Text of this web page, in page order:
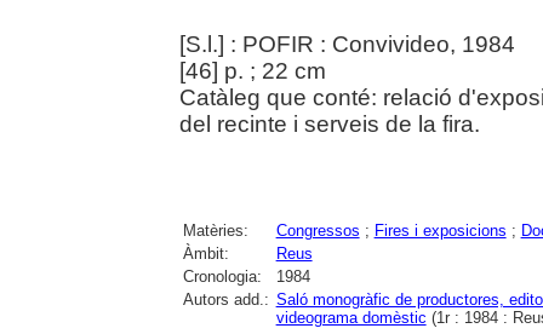
[S.l.] : POFIR : Convivideo, 1984
[46] p. ; 22 cm
Catàleg que conté: relació
del recinte i serveis de la fira.
Matèries: Congressos ; Fires i exposicions ;
Àmbit:
Reus
Cronologia:
1984
Autors add.: Saló monogràfic de productores,
videograma domèstic (1r : 1984 :